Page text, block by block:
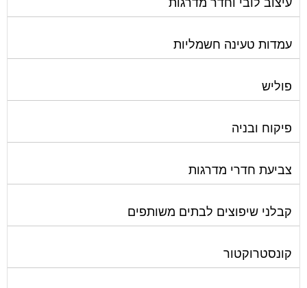
עיצוב לובי וחדר מדרגות
עמדות טעינה חשמליות
פוליש
פיקוח ובניה
צביעת חדרי מדרגות
קבלני שיפוצים לבתים משותפים
קונסטרוקטור